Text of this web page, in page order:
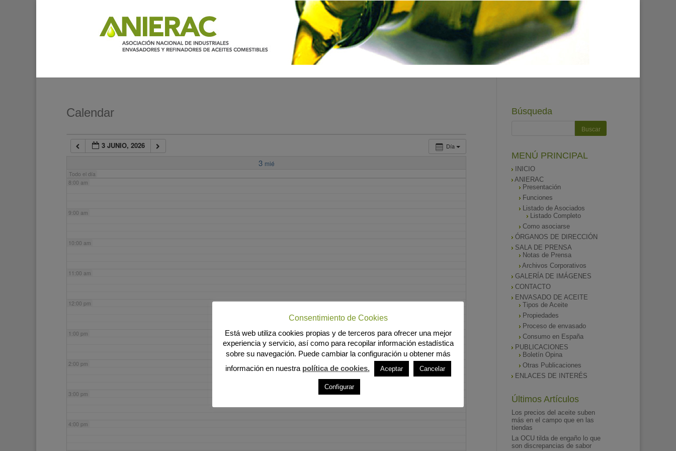
Calendar
Día
3 JUNIO, 2026
3 mié
Todo el día
7:00 am
8:00 am
9:00 am
10:00 am
11:00 am
12:00 pm
1:00 pm
2:00 pm
3:00 pm
4:00 pm
Búsqueda
MENÚ PRINCIPAL
INICIO
ANIERAC
Presentación
Funciones
Listado de Asociados
Listado Completo
Como asociarse
ÓRGANOS DE DIRECCIÓN
SALA DE PRENSA
Notas de Prensa
Archivos Corporativos
GALERÍA DE IMÁGENES
CONTACTO
ENVASADO DE ACEITE
Tipos de Aceite
Propiedades
Proceso de envasado
Consumo en España
PUBLICACIONES
Boletín Opina
Otras Publicaciones
ENLACES DE INTERÉS
Últimos Artículos
Los precios del aceite suben
más en el campo que en las
tiendas
La OCU tilda de engaño lo que
son discrepancias de sabor
Consentimiento de Cookies
Está web utiliza cookies propias y de terceros para ofrecer una mejor
experiencia y servicio, así como para recopilar información estadística
sobre su navegación. Puede cambiar la configuración u obtener más
información en nuestra política de cookies. Aceptar Cancelar
Configurar